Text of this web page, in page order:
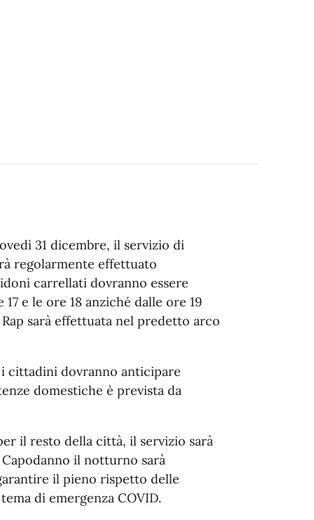
31 dicembre, il servizio di
regolarmente effettuato
carrellati dovranno essere
e le ore 18 anziché dalle ore 19
sarà effettuata nel predetto arco
cittadini dovranno anticipare
domestiche è prevista da
il resto della città, il servizio sarà
il notturno sarà
il pieno rispetto delle
di emergenza COVID.